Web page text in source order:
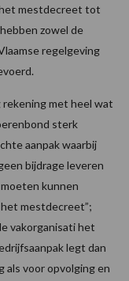
mestdecreet tot
zowel de
regelgeving
met heel wat
sterk
aanpak waarbij
bijdrage leveren
kunnen
mestdecreet”;
vakorganisati het
legt dan
als voor opvolging en